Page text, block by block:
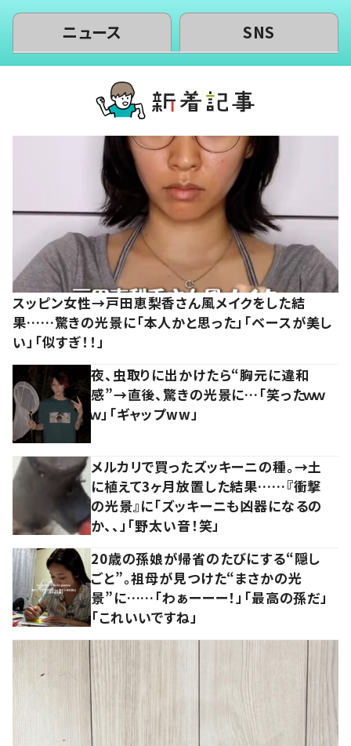
ニュース SNS
スッピン女性→戸田恵梨香さん風メイクをした結
果……驚きの光景に「本人かと思った」「ベースが美し
い」「似すぎ！！」
夜、虫取りに出かけたら“胸元に違和
感”→直後、驚きの光景に…「笑ったｗｗ
ｗ」「ギャップww」
メルカリで買ったズッキーニの種。→土
に植えて3ヶ月放置した結果……『衝撃
の光景』に「ズッキーニも凶器になるの
か、、」「野太い音！笑」
20歳の孫娘が帰省のたびにする“隠し
ごと”。祖母が見つけた“まさかの光
景”に……「わぁーーー！」「最高の孫だ」
「これいいですね」